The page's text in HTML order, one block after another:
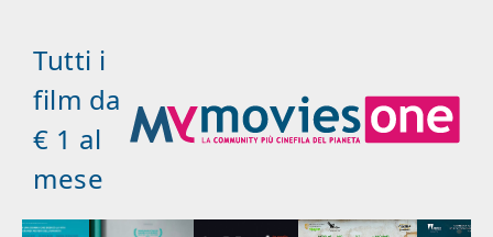
Tutti i
film da
€ 1 al
mese